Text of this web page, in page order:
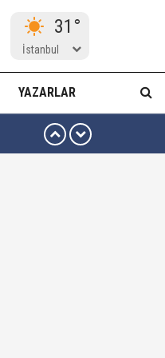
31°
İstanbul
YAZARLAR